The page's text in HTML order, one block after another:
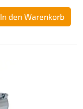
In den Warenkorb